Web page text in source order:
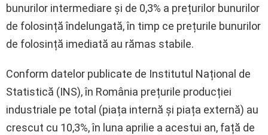
bunurilor intermediare și de 0,3% a prețurilor bunurilor
de folosință îndelungată, în timp ce prețurile bunurilor
de folosință imediată au rămas stabile.
Conform datelor publicate de Institutul Național de
Statistică (INS), în România prețurile producției
industriale pe total (piața internă și piața externă) au
crescut cu 10,3%, în luna aprilie a acestui an, față de